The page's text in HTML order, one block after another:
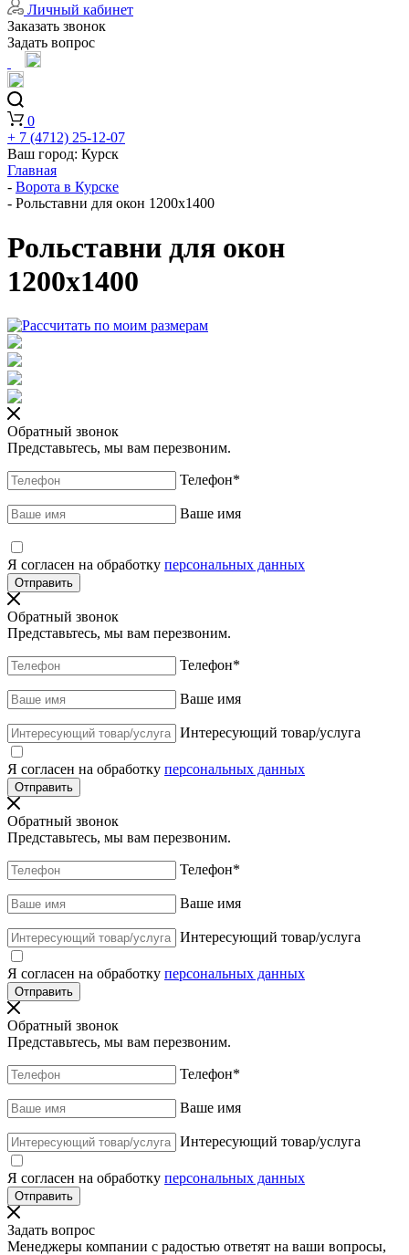
Личный кабинет
Заказать звонок
Задать вопрос
0
+ 7 (4712) 25-12-07
Ваш город: Курск
Главная
- Ворота в Курске
- Рольставни для окон 1200x1400
Рольставни для окон
1200x1400
Обратный звонок
Представьтесь, мы вам перезвоним.
Телефон*
Ваше имя
Я согласен на обработку персональных данных
Обратный звонок
Представьтесь, мы вам перезвоним.
Телефон*
Ваше имя
Интересующий товар/услуга
Я согласен на обработку персональных данных
Обратный звонок
Представьтесь, мы вам перезвоним.
Телефон*
Ваше имя
Интересующий товар/услуга
Я согласен на обработку персональных данных
Обратный звонок
Представьтесь, мы вам перезвоним.
Телефон*
Ваше имя
Интересующий товар/услуга
Я согласен на обработку персональных данных
Задать вопрос
Менеджеры компании с радостью ответят на ваши вопросы,